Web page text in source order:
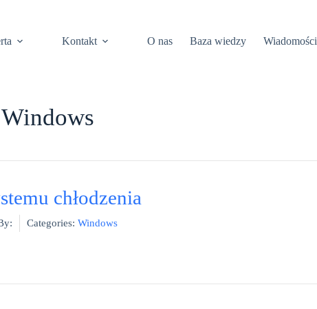
Kontakt O nas Baza wiedzy Wiadomości
Windows
chłodzenia
Categories: Windows